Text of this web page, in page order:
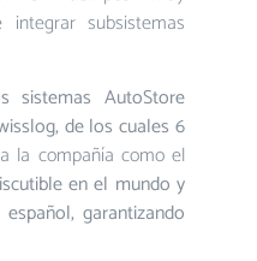
subsistemas
sistemas AutoStore
de los cuales 6
la compañía como el
en el mundo y
garantizando